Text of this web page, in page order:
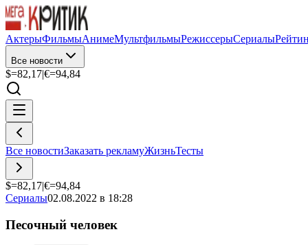
АктерыФильмыАнимеМультфильмыРежиссерыСериалы
Все новости
$=82,17|€=94,84
Все новостиЗаказать рекламуЖизньТесты
$=82,17|€=94,84
Сериалы02.08.2022 в 18:28
Песочный человек